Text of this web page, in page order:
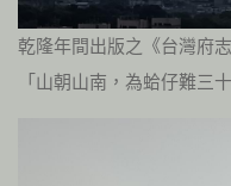
乾隆年間出版之《台灣府
「山朝山南，為蛤仔難三